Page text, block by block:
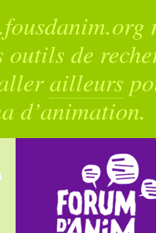
de
ailleurs
d’animation.